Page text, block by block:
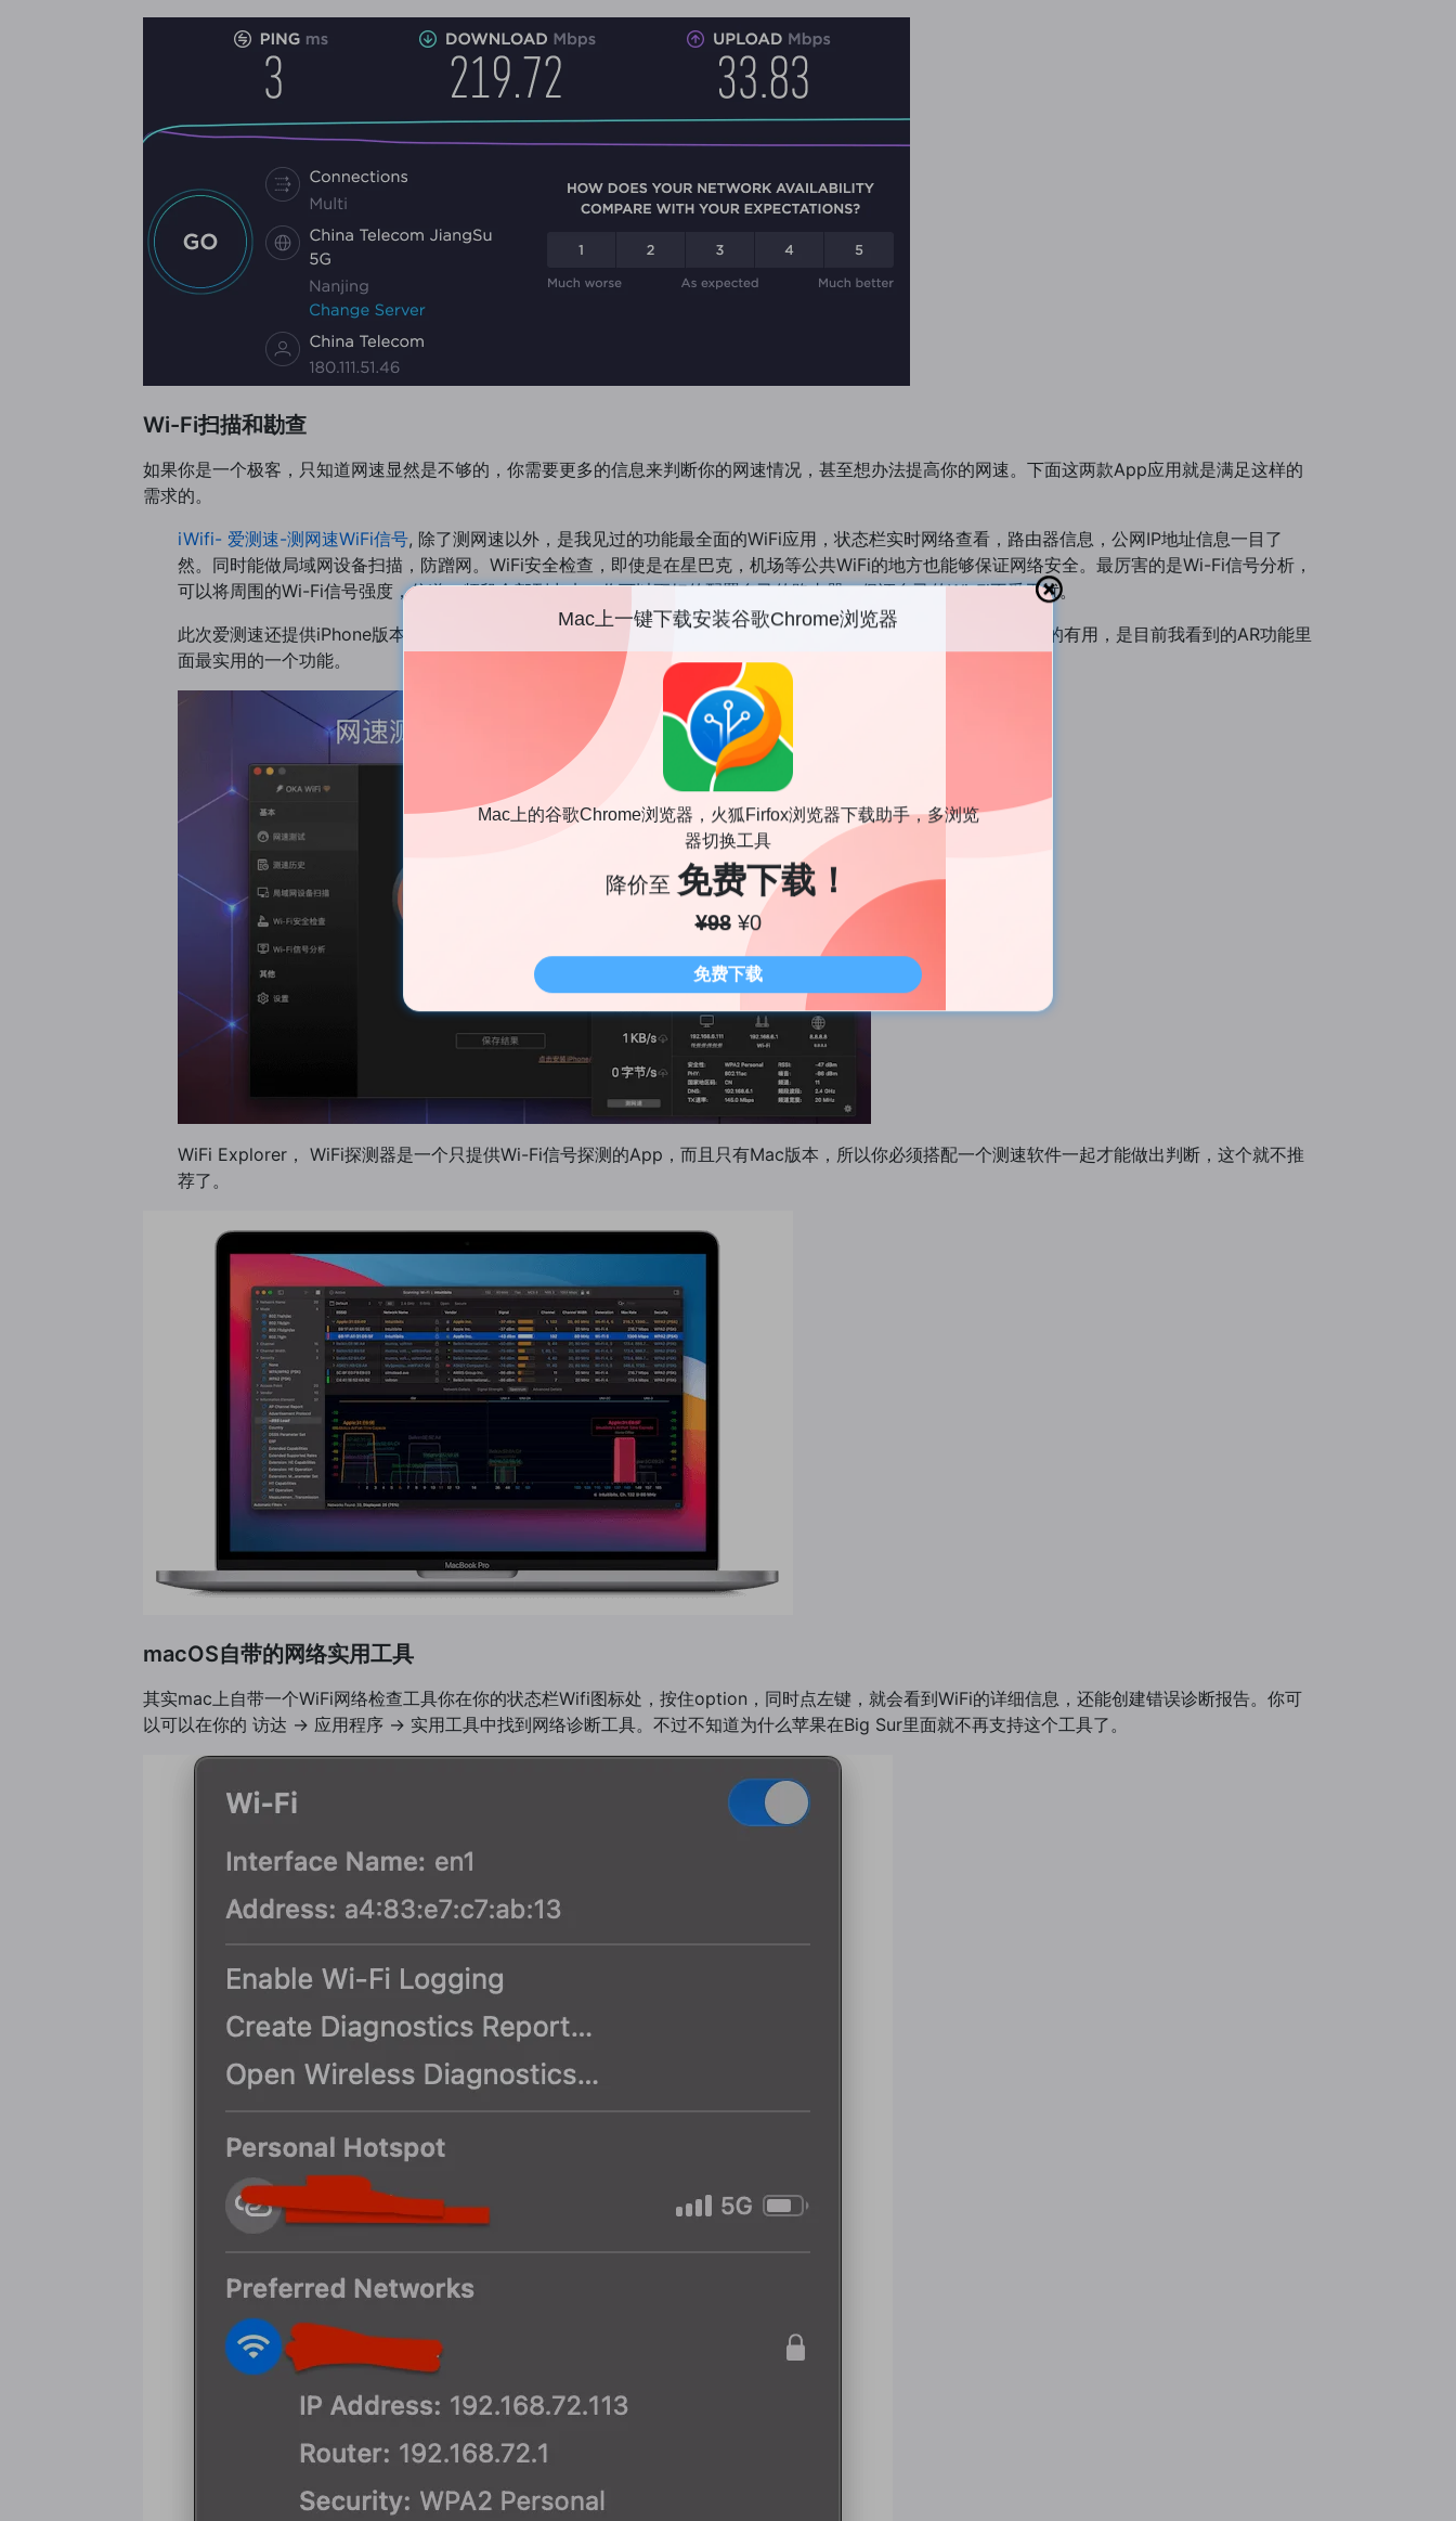
Mac上一键下载安装谷歌Chrome浏览器
Mac上的谷歌Chrome浏览器，火狐Firfox浏览器下载助手，多浏览
器切换工具
降价至 免费下载！
¥98 ¥0
免费下载
Wi-Fi扫描和勘查
如果你是一个极客，只知道网速显然是不够的，你需要更多的信息来判断你的网速情况，甚至想办法提高你的网速。下面这两款App应用就是满足这样的
需求的。
iWifi- 爱测速-测网速WiFi信号, 除了测网速以外，是我见过的功能最全面的WiFi应用，状态栏实时网络查看，路由器信息，公网IP地址信息一目了
然。同时能做局域网设备扫描，防蹭网。WiFi安全检查，即使是在星巴克，机场等公共WiFi的地方也能够保证网络安全。最厉害的是Wi-Fi信号分析，
可以将周围的Wi-Fi信号强度，信道，频段全部列出来，你可以更好的配置自己的路由器，保证自己的Wi-Fi不受干扰。
此次爱测速还提供iPhone版本，借助iPhone的AR功能，可以快速的画出家里的Wi-Fi信号图，这个功能实在是非常的有用，是目前我看到的AR功能里
面最实用的一个功能。
WiFi Explorer， WiFi探测器是一个只提供Wi-Fi信号探测的App，而且只有Mac版本，所以你必须搭配一个测速软件一起才能做出判断，这个就不推
荐了。
macOS自带的网络实用工具
其实mac上自带一个WiFi网络检查工具你在你的状态栏Wifi图标处，按住option，同时点左键，就会看到WiFi的详细信息，还能创建错误诊断报告。你可
以可以在你的 访达 -> 应用程序 -> 实用工具中找到网络诊断工具。不过不知道为什么苹果在Big Sur里面就不再支持这个工具了。